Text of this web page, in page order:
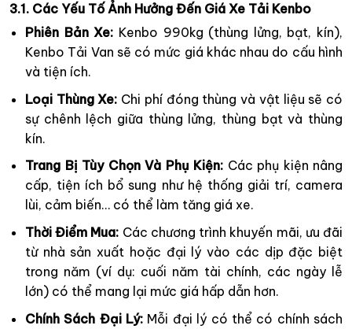
3.1. Các Yếu Tố Ảnh Hưởng Đến Giá Xe Tải Kenbo
Phiên Bản Xe: Kenbo 990kg (thùng lửng, bạt, kín),
Kenbo Tải Van sẽ có mức giá khác nhau do cấu hình
và tiện ích.
Loại Thùng Xe: Chi phí đóng thùng và vật liệu sẽ có
sự chênh lệch giữa thùng lửng, thùng bạt và thùng
kín.
Trang Bị Tùy Chọn Và Phụ Kiện: Các phụ kiện nâng
cấp, tiện ích bổ sung như hệ thống giải trí, camera
lùi, cảm biến… có thể làm tăng giá xe.
Thời Điểm Mua: Các chương trình khuyến mãi, ưu đãi
từ nhà sản xuất hoặc đại lý vào các dịp đặc biệt
trong năm (ví dụ: cuối năm tài chính, các ngày lễ
lớn) có thể mang lại mức giá hấp dẫn hơn.
Chính Sách Đại Lý: Mỗi đại lý có thể có chính sách